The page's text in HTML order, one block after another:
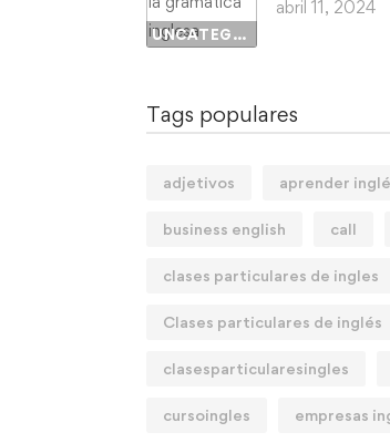
UNCATEGORIZED
abril 11, 2024
Tags populares
adjetivos aprender
business english call
clases particulares de ingles
Clases particulares de inglés
clasesparticularesingles
cursoingles empresas